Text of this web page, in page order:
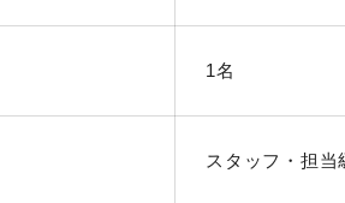
1名
スタッフ・担当